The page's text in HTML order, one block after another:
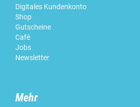
Digitales Kundenkonto
Shop
Gutscheine
Café
Jobs
Newsletter
Mehr